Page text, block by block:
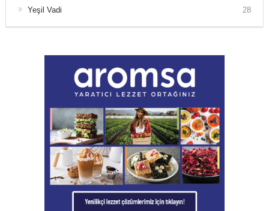
Yeşil Vadi
28